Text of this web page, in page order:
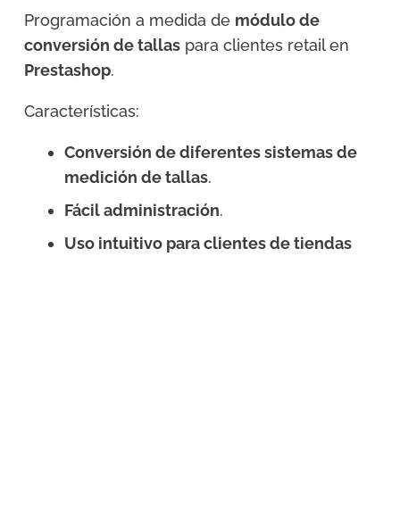
Programación a medida de módulo de
conversión de tallas para clientes retail en
Prestashop.
Características:
Conversión de diferentes sistemas de
medición de tallas.
Fácil administración.
Uso intuitivo para clientes de tiendas